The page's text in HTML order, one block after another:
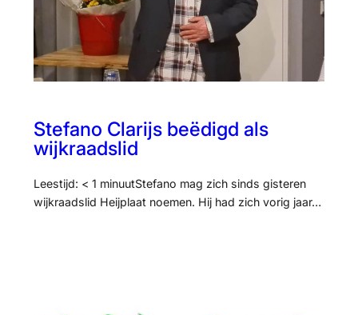
Stefano Clarijs beëdigd als
wijkraadslid
Leestijd: < 1 minuutStefano mag zich sinds gisteren
wijkraadslid Heijplaat noemen. Hij had zich vorig jaar…